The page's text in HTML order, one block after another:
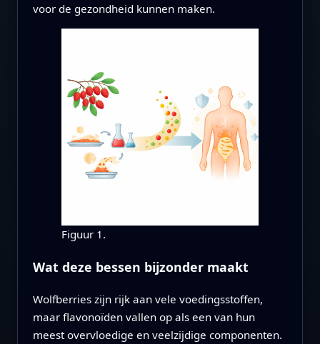
voor de gezondheid kunnen maken.
Figuur 1.
Wat deze bessen bijzonder maakt
Wolfberries zijn rijk aan vele voedingsstoffen,
maar flavonoïden vallen op als een van hun
meest overvloedige en veelzijdige componenten.